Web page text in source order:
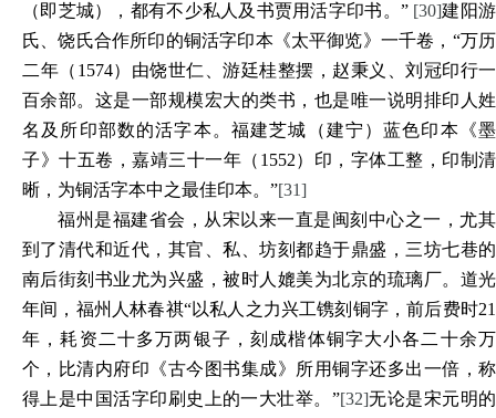
（即芝城），都有不少私人及书贾用活字印书。” [30]建阳游
氏、饶氏合作所印的铜活字印本《太平御览》一千卷，“万历
二年（1574）由饶世仁、游廷桂整摆，赵秉义、刘冠印行一
百余部。这是一部规模宏大的类书，也是唯一说明排印人姓
名及所印部数的活字本。福建芝城（建宁）蓝色印本《墨
子》十五卷，嘉靖三十一年（1552）印，字体工整，印制清
晰，为铜活字本中之最佳印本。”[31]
福州是福建省会，从宋以来一直是闽刻中心之一，尤其
到了清代和近代，其官、私、坊刻都趋于鼎盛，三坊七巷的
南后街刻书业尤为兴盛，被时人媲美为北京的琉璃厂。道光
年间，福州人林春祺“以私人之力兴工镌刻铜字，前后费时21
年，耗资二十多万两银子，刻成楷体铜字大小各二十余万
个，比清内府印《古今图书集成》所用铜字还多出一倍，称
得上是中国活字印刷史上的一大壮举。”[32]无论是宋元明的